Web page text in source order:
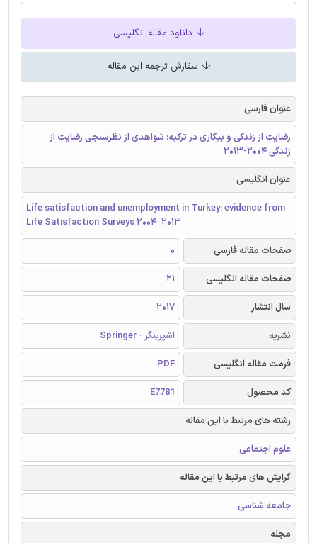
دانلود مقاله انگلیسی
سفارش ترجمه این مقاله
عنوان فارسی
رضایت از زندگی و بیکاری در ترکیه: شواهدی از نظرسنجی رضایت از
زندگی 2004-2013
عنوان انگلیسی
Life satisfaction and unemployment in Turkey: evidence from
Life Satisfaction Surveys 2004–2013
صفحات مقاله فارسی
0
صفحات مقاله انگلیسی
21
سال انتشار
2017
نشریه
اشپرینگر - Springer
فرمت مقاله انگلیسی
PDF
کد محصول
E7781
رشته های مرتبط با این مقاله
علوم اجتماعی
گرایش های مرتبط با این مقاله
جامعه شناسی
مجله